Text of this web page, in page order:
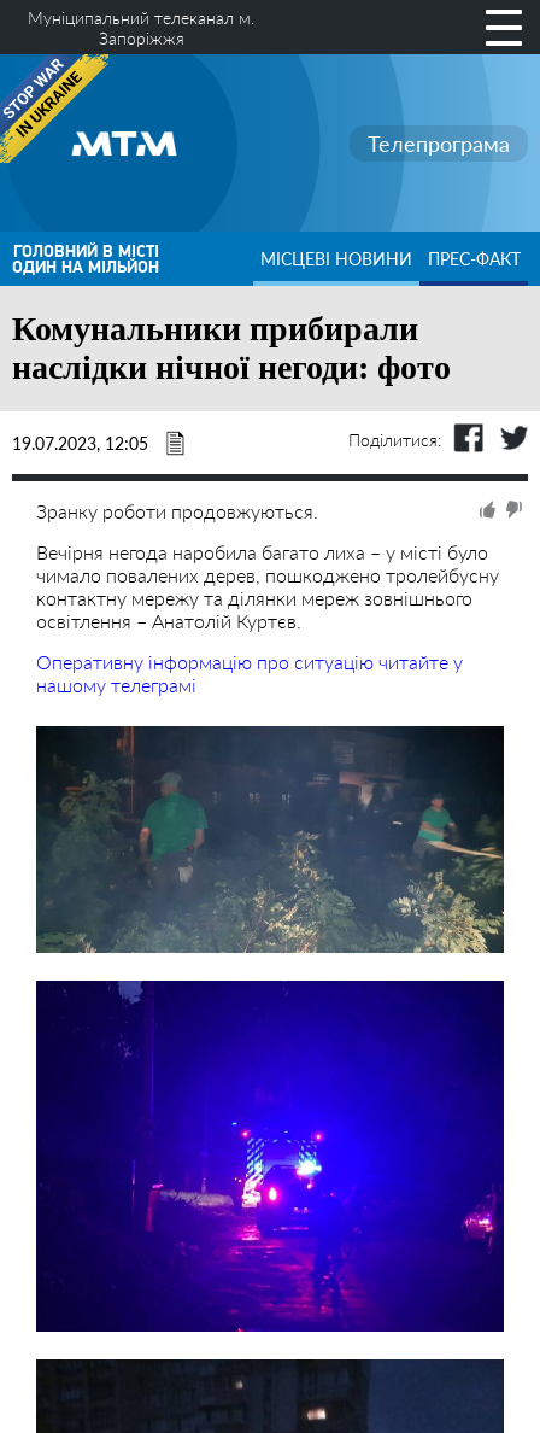
Муніципальний телеканал м.
Запоріжжя
Телепрограма
ГОЛОВНИЙ В МІСТІ
ОДИН НА МІЛЬЙОН МІСЦЕВІ НОВИНИ ПРЕС-ФАКТ
Комунальники прибирали
наслідки нічної негоди: фото
19.07.2023, 12:05 Поділитися:
Зранку роботи продовжуються.
Вечірня негода наробила багато лиха – у місті було
чимало повалених дерев, пошкоджено тролейбусну
контактну мережу та ділянки мереж зовнішнього
освітлення – Анатолій Куртєв.
Оперативну інформацію про ситуацію читайте у
нашому телеграмі